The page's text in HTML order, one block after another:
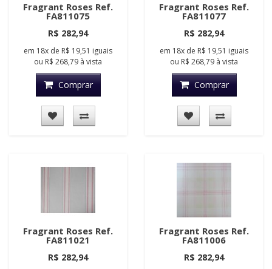
Fragrant Roses Ref.
FA811075
R$ 282,94
em 18x de R$ 19,51 iguais
ou R$ 268,79 à vista
Comprar
Fragrant Roses Ref.
FA811077
R$ 282,94
em 18x de R$ 19,51 iguais
ou R$ 268,79 à vista
Comprar
Fragrant Roses Ref.
FA811021
R$ 282,94
Fragrant Roses Ref.
FA811006
R$ 282,94